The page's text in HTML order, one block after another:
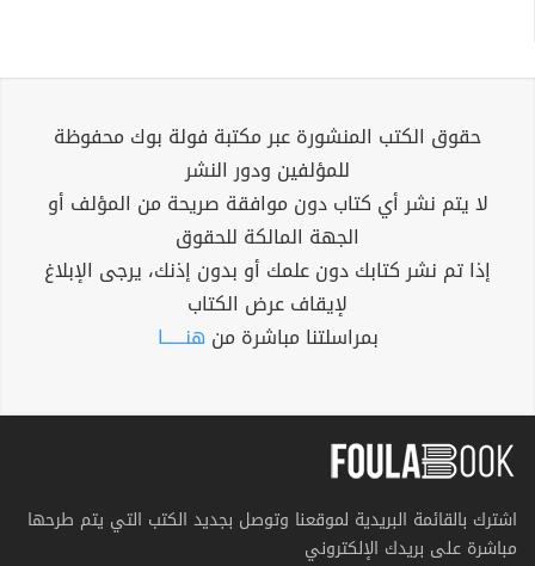
حقوق الكتب المنشورة عبر مكتبة فولة بوك محفوظة
للمؤلفين ودور النشر
لا يتم نشر أي كتاب دون موافقة صريحة من المؤلف أو
الجهة المالكة للحقوق
إذا تم نشر كتابك دون علمك أو بدون إذنك، يرجى الإبلاغ
لإيقاف عرض الكتاب
بمراسلتنا مباشرة من هنــــــا
اشترك بالقائمة البريدية لموقعنا وتوصل بجديد الكتب التي يتم طرحها
مباشرة على بريدك الإلكتروني